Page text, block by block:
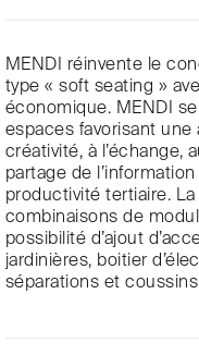
MENDI réinvente le
type « soft seating »
économique. MENDI
espaces favorisant
créativité, à l’échange,
partage de
productivité tertiaire.
combinaisons de
possibilité d’ajout
jardinières, boitier
séparations et